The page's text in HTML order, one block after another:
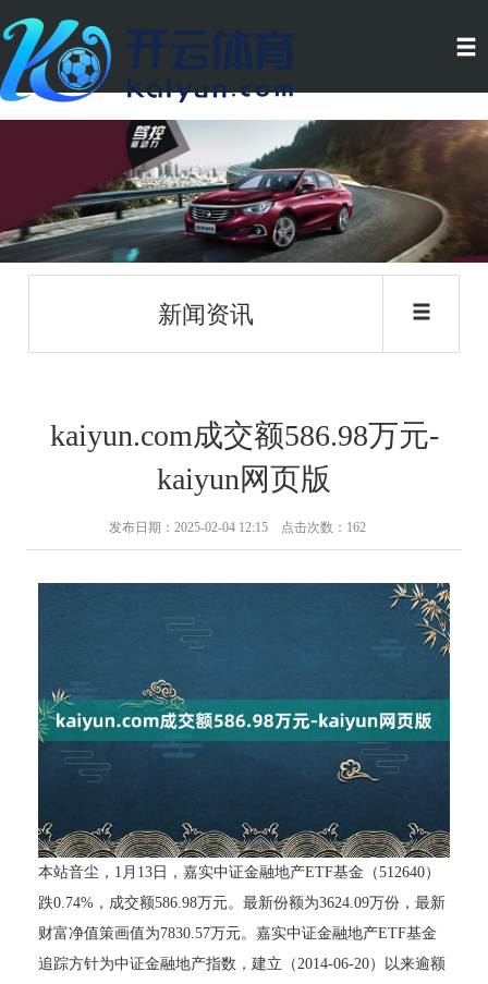
新闻资讯
kaiyun.com成交额586.98万元-
kaiyun网页版
发布日期：2025-02-04 12:15 点击次数：162
本站音尘，1月13日，嘉实中证金融地产ETF基金（512640）
跌0.74%，成交额586.98万元。最新份额为3624.09万份，最新
财富净值策画值为7830.57万元。嘉实中证金融地产ETF基金
追踪方针为中证金融地产指数，建立（2014-06-20）以来逾额